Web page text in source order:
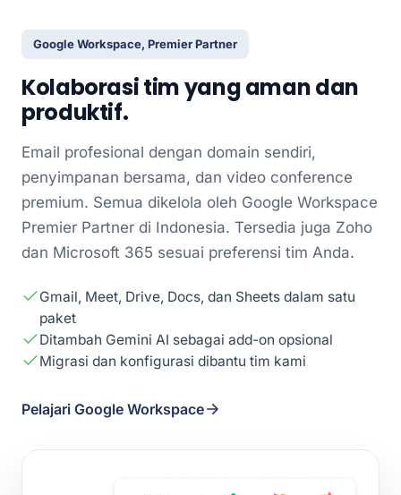
Google Workspace, Premier Partner
Kolaborasi tim yang aman dan
produktif.
Email profesional dengan domain sendiri,
penyimpanan bersama, dan video conference
premium. Semua dikelola oleh Google Workspace
Premier Partner di Indonesia. Tersedia juga Zoho
dan Microsoft 365 sesuai preferensi tim Anda.
Gmail, Meet, Drive, Docs, dan Sheets dalam satu
paket
Ditambah Gemini AI sebagai add-on opsional
Migrasi dan konfigurasi dibantu tim kami
Pelajari Google Workspace